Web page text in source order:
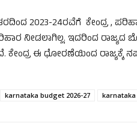
2023-24ರವೆಗೆ ಕೇಂದ್ರ ,
ನೀಡಲಾಗಿಲ್ಲ. ಇದರಿಂದ ರಾಜ್ಯದ
ಕೇಂದ್ರ ಈ ಧೋರಣೆಯಿಂದ ರಾಜ್ಯಕ್ಕೆ
karnataka budget 2026-27 karnataka